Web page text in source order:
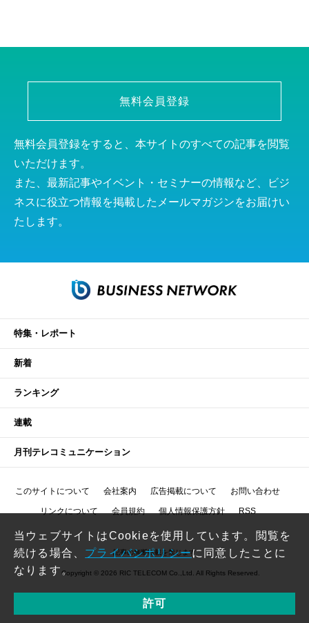
無料会員登録
無料会員登録をすると、本サイトのすべての記事を閲覧
いただけます。
また、最新記事やイベント・セミナーの情報など、ビジ
ネスに役立つ情報を掲載したメールマガジンをお届けい
たします。
特集・レポート
新着
ランキング
連載
月刊テレコミュニケーション
このサイトについて 会社案内 広告掲載について お問い合わせ
リンクについて 会員規約 個人情報保護方針 RSS
記事の無断転載を禁じます
Copyright © 2026 RIC TELECOM Co.,Ltd. All Rights Reserved.
当ウェブサイトはCookieを使用しています。閲覧を
続ける場合、 プライバシポリシーに同意したことに
なります。
許可